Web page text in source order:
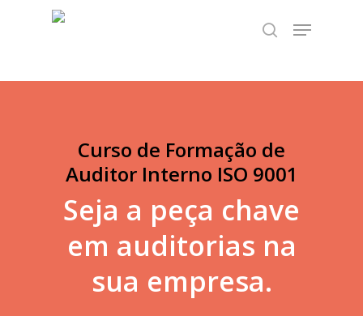
TEST89838
search
Menu
Curso de Formação de
Auditor Interno ISO 9001
Seja a peça chave
em auditorias na
sua empresa.